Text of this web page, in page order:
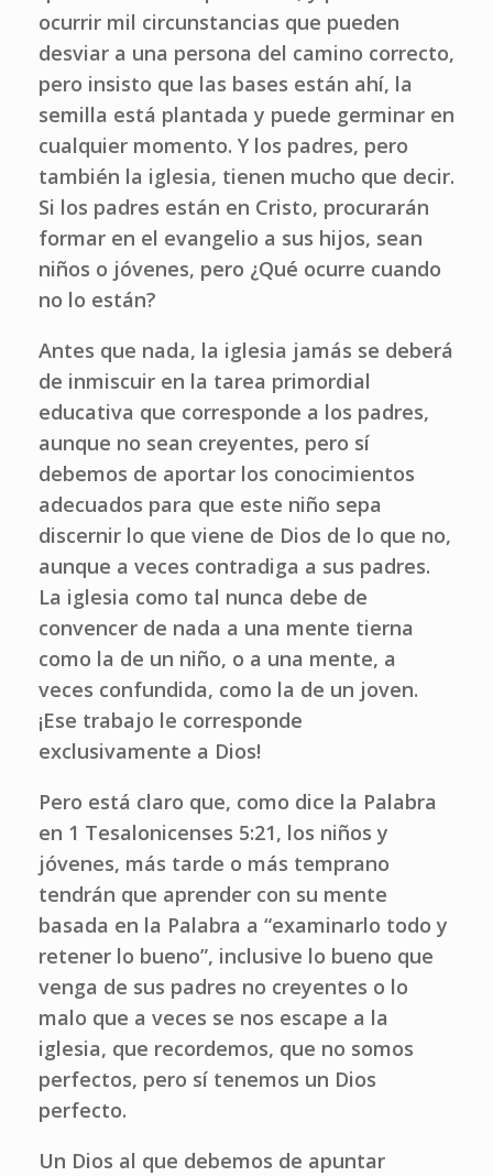
ocurrir mil circunstancias que pueden
desviar a una persona del camino correcto,
pero insisto que las bases están ahí, la
semilla está plantada y puede germinar en
cualquier momento. Y los padres, pero
también la iglesia, tienen mucho que decir.
Si los padres están en Cristo, procurarán
formar en el evangelio a sus hijos, sean
niños o jóvenes, pero ¿Qué ocurre cuando
no lo están?
Antes que nada, la iglesia jamás se deberá
de inmiscuir en la tarea primordial
educativa que corresponde a los padres,
aunque no sean creyentes, pero sí
debemos de aportar los conocimientos
adecuados para que este niño sepa
discernir lo que viene de Dios de lo que no,
aunque a veces contradiga a sus padres.
La iglesia como tal nunca debe de
convencer de nada a una mente tierna
como la de un niño, o a una mente, a
veces confundida, como la de un joven.
¡Ese trabajo le corresponde
exclusivamente a Dios!
Pero está claro que, como dice la Palabra
en 1 Tesalonicenses 5:21, los niños y
jóvenes, más tarde o más temprano
tendrán que aprender con su mente
basada en la Palabra a “examinarlo todo y
retener lo bueno”, inclusive lo bueno que
venga de sus padres no creyentes o lo
malo que a veces se nos escape a la
iglesia, que recordemos, que no somos
perfectos, pero sí tenemos un Dios
perfecto.
Un Dios al que debemos de apuntar